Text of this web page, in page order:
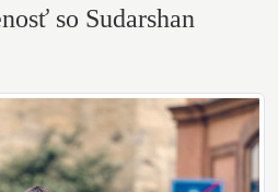
so Sudarshan